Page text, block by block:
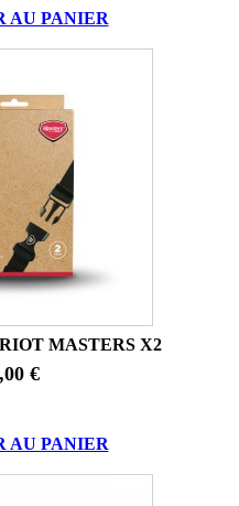
AU PANIER
MASTERS X2
€
AU PANIER